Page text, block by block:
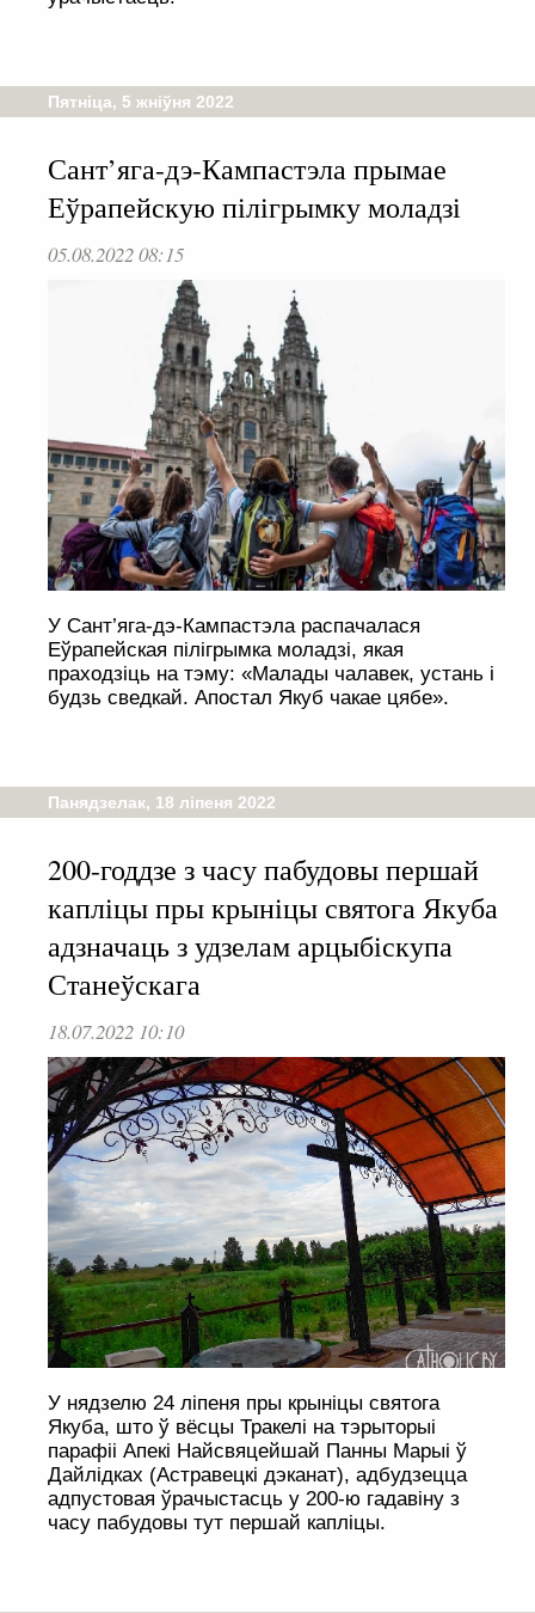
Пятніца, 5 жніўня 2022
Сант’яга-дэ-Кампастэла прымае
Еўрапейскую пілігрымку моладзі
05.08.2022 08:15
У Сант’яга-дэ-Кампастэла распачалася
Еўрапейская пілігрымка моладзі, якая
праходзіць на тэму: «Малады чалавек, устань і
будзь сведкай. Апостал Якуб чакае цябе».
Панядзелак, 18 ліпеня 2022
200-годдзе з часу пабудовы першай
капліцы пры крыніцы святога Якуба
адзначаць з удзелам арцыбіскупа
Станеўскага
18.07.2022 10:10
У нядзелю 24 ліпеня пры крыніцы святога
Якуба, што ў вёсцы Тракелі на тэрыторыі
парафіі Апекі Найсвяцейшай Панны Марыі ў
Дайлідках (Астравецкі дэканат), адбудзецца
адпустовая ўрачыстасць у 200-ю гадавіну з
часу пабудовы тут першай капліцы.